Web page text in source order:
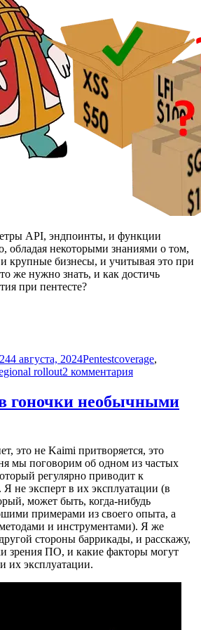
API, эндпоинты, и функции
обладая некоторыми знаниями о том,
крупные бизнесы, и учитывая это при
же нужно знать, и как достичь
при пентесте?
4 августа, 2024Pentestcoverage,
rollout2 комментарияк
многое
своих
пентестах!
гоночки необычными
это не Kaimi притворяется, это
мы поговорим об одном из частых
регулярно приводит к
Я не эксперт в их эксплуатации (в
может быть, когда-нибудь
примерами из своего опыта, а
и инструментами). Я же
стороны баррикады, и расскажу,
зрения ПО, и какие факторы могут
их эксплуатации.